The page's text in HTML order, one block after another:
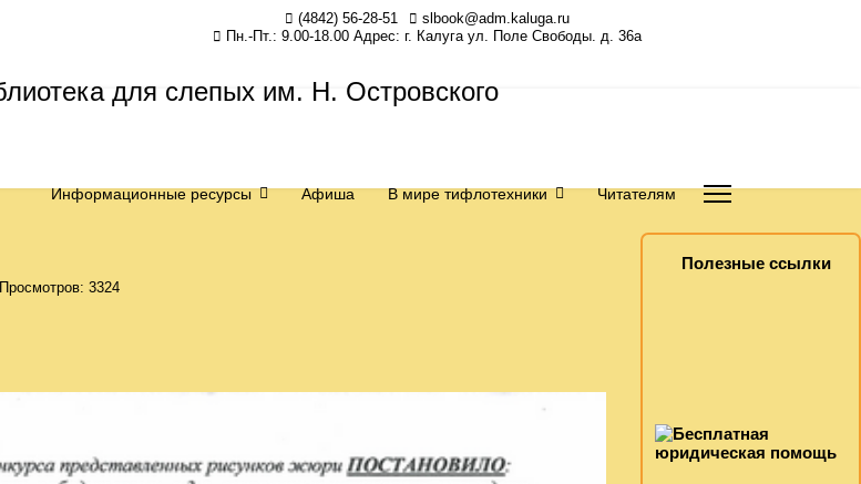
(4842) 56-28-51
slbook@adm.kaluga.ru
Пн.-Пт.: 9.00-18.00 Адрес: г. Калуга ул. Поле Свободы. д. 36а
Информационные ресурсы Афиша В мире тифлотехники Читателям
Просмотров: 3324
Полезные ссылки